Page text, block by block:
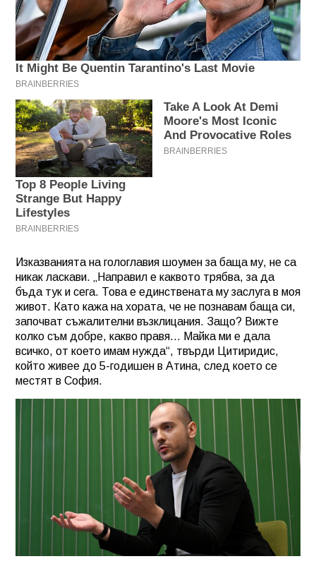
Изказванията на гологлавия шоумен за баща му, не са
никак ласкави. „Направил е каквото трябва, за да
бъда тук и сега. Това е единствената му заслуга в моя
живот. Като кажа на хората, че не познавам баща си,
започват съжалителни възклицания. Защо? Вижте
колко съм добре, какво правя… Майка ми е дала
всичко, от което имам нужда“, твърди Цитиридис,
който живее до 5-годишен в Атина, след което се
местят в София.